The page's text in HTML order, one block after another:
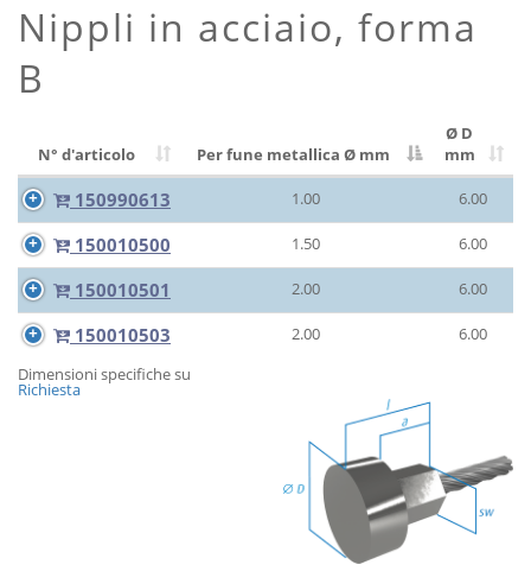
Nippli in acciaio, forma
B
N° d'articolo Per fune metallica Ø mm
Ø D
mm
150990613 1.00 6.00
150010500 1.50 6.00
150010501 2.00 6.00
150010503 2.00
6.00
Dimensioni specifiche su
Richiesta